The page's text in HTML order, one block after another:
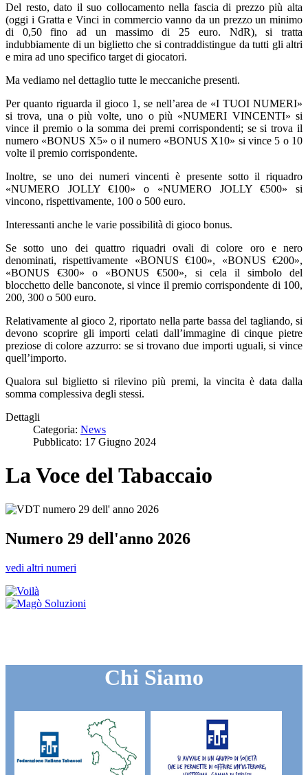
Del resto, dato il suo collocamento nella fascia di prezzo più alta
(oggi i Gratta e Vinci in commercio vanno da un prezzo un minimo
di 0,50 fino ad un massimo di 25 euro. NdR), si tratta
indubbiamente di un biglietto che si contraddistingue da tutti gli altri
e mira ad uno specifico target di giocatori.
Ma vediamo nel dettaglio tutte le meccaniche presenti.
Per quanto riguarda il gioco 1, se nell’area de «I TUOI NUMERI»
si trova, una o più volte, uno o più «NUMERI VINCENTI» si
vince il premio o la somma dei premi corrispondenti; se si trova il
numero «BONUS X5» o il numero «BONUS X10» si vince 5 o 10
volte il premio corrispondente.
Inoltre, se uno dei numeri vincenti è presente sotto il riquadro
«NUMERO JOLLY €100» o «NUMERO JOLLY €500» si
vincono, rispettivamente, 100 o 500 euro.
Interessanti anche le varie possibilità di gioco bonus.
Se sotto uno dei quattro riquadri ovali di colore oro e nero
denominati, rispettivamente «BONUS €100», «BONUS €200»,
«BONUS €300» o «BONUS €500», si cela il simbolo del
blocchetto delle banconote, si vince il premio corrispondente di 100,
200, 300 o 500 euro.
Relativamente al gioco 2, riportato nella parte bassa del tagliando, si
devono scoprire gli importi celati dall’immagine di cinque pietre
preziose di colore azzurro: se si trovano due importi uguali, si vince
quell’importo.
Qualora sul biglietto si rilevino più premi, la vincita è data dalla
somma complessiva degli stessi.
Dettagli
Categoria: News
Pubblicato: 17 Giugno 2024
La Voce del Tabaccaio
Numero 29 dell'anno 2026
vedi altri numeri
Chi Siamo